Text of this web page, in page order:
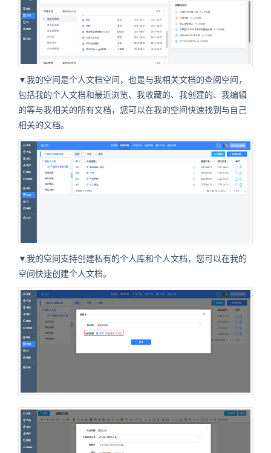
▼我的空间是个人文档空间，也是与我相关文档的查阅空间，
包括我的个人文档和最近浏览、我收藏的、我创建的、我编辑
的等与我相关的所有文档，您可以在我的空间快速找到与自己
相关的文档。
▼我的空间支持创建私有的个人库和个人文档，您可以在我的
空间快速创建个人文档。